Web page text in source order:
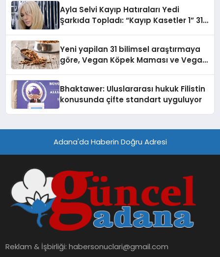
Ayla Selvi Kayıp Hatıraları Yedi
Şarkıda Topladı: “Kayıp Kasetler 1” 31
Yeni yapilan 31 bilimsel araştırmaya
göre, Vegan Köpek Maması ve Vegan
Bhaktawer: Uluslararası hukuk Filistin
konusunda çifte standart uyguluyor
Adana'da Haberin Doğru Adresi
Reklam & İşbirliği:habersonuclari@gmail.com